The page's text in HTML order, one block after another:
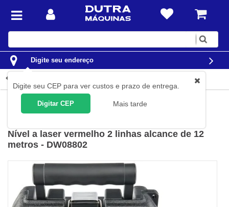
Digite
Digite seu endereço
Digite seu CEP para ver custos e prazo de entrega.
Digitar CEP Mais tarde
Construção Civil Níveis e Trenas Níveis à Laser
Nível a laser vermelho 2 linhas alcance de 12
metros - DW08802